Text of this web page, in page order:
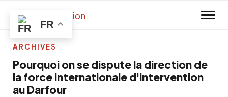
Pourquoi on se dispute la direction de
la force internationale d'intervention
au Darfour
ARCHIVES
FR